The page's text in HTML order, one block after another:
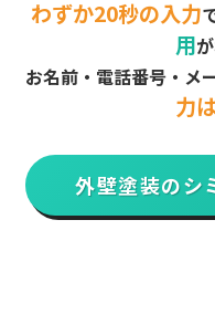
わずか20秒の入力
用
お名前・電話番号・メ
力
外壁塗装のシ